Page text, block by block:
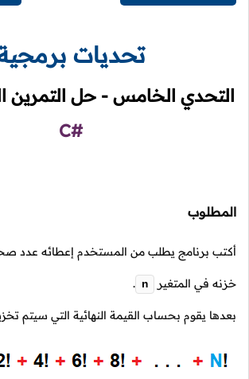
تحديات
التحدي الخامس - حل التمرين
C#
المطلوب
أكتب برنامج يطلب من المستخدم إعطائه عدد
خزنه في المتغير n
.
بعدها يقوم بحساب القيمة النهائية التي سيتم